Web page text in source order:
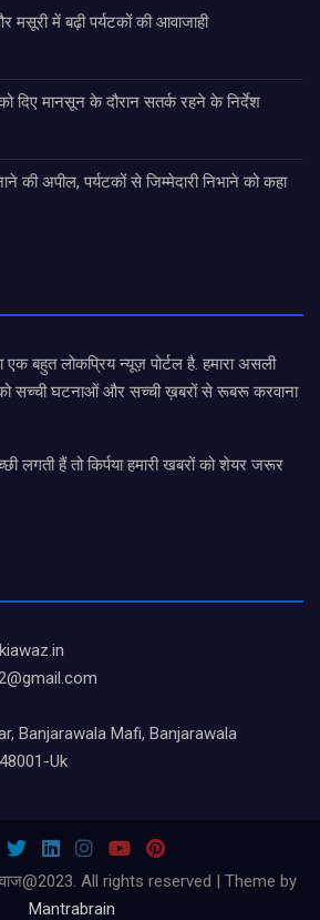
मसूरी में बढ़ी पर्यटकों की आवाजाही
दिए मानसून के दौरान सतर्क रहने के निर्देश
की अपील, पर्यटकों से जिम्मेदारी निभाने को कहा
बहुत लोकप्रिय न्यूज़ पोर्टल है. हमारा असली
सच्ची घटनाओं और सच्ची ख़बरों से रूबरू करवाना
लगती हैं तो किर्पया हमारी खबरों को शेयर जरूर
Banjarawala Mafi, Banjarawala
Uk
All rights reserved | Theme by
Mantrabrain